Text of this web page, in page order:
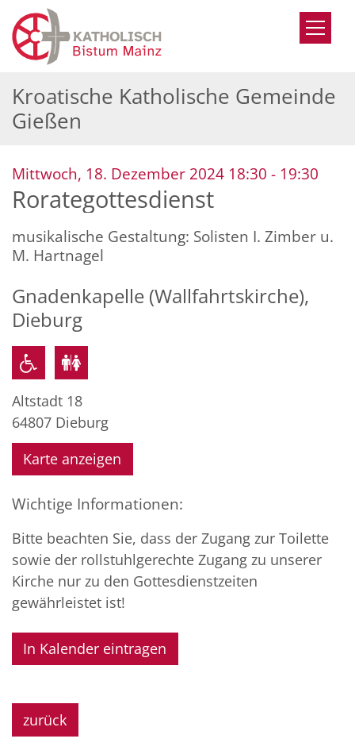
Zum Inhalt springen
Kroatische Katholische Gemeinde
Gießen
Mittwoch, 18. Dezember 2024 18:30 - 19:30
Rorategottesdienst
musikalische Gestaltung: Solisten I. Zimber u.
M. Hartnagel
Gnadenkapelle (Wallfahrtskirche),
Dieburg
Altstadt 18
64807 Dieburg
Karte anzeigen
Wichtige Informationen:
Bitte beachten Sie, dass der Zugang zur Toilette
sowie der rollstuhlgerechte Zugang zu unserer
Kirche nur zu den Gottesdienstzeiten
gewährleistet ist!
In Kalender eintragen
zurück